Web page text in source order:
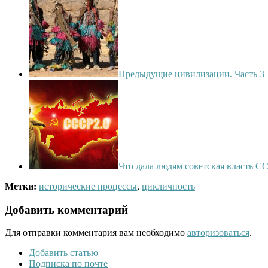
Предыдущие цивилизации. Часть 3
Что дала людям советская власть
Метки: исторические процессы, цикличность
Добавить комментарий
Для отправки комментария вам необходимо авторизоваться.
Добавить статью
Подписка по почте